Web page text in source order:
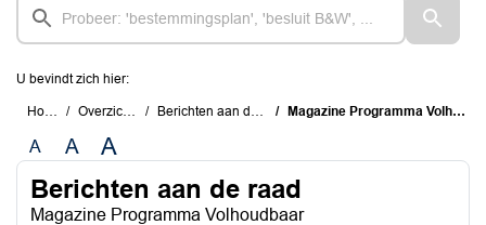
U bevindt zich hier:
Home Overzichten Berichten aan de raad Magazine Programma Volhoudbaar
A A A
Berichten aan de raad
Magazine Programma Volhoudbaar